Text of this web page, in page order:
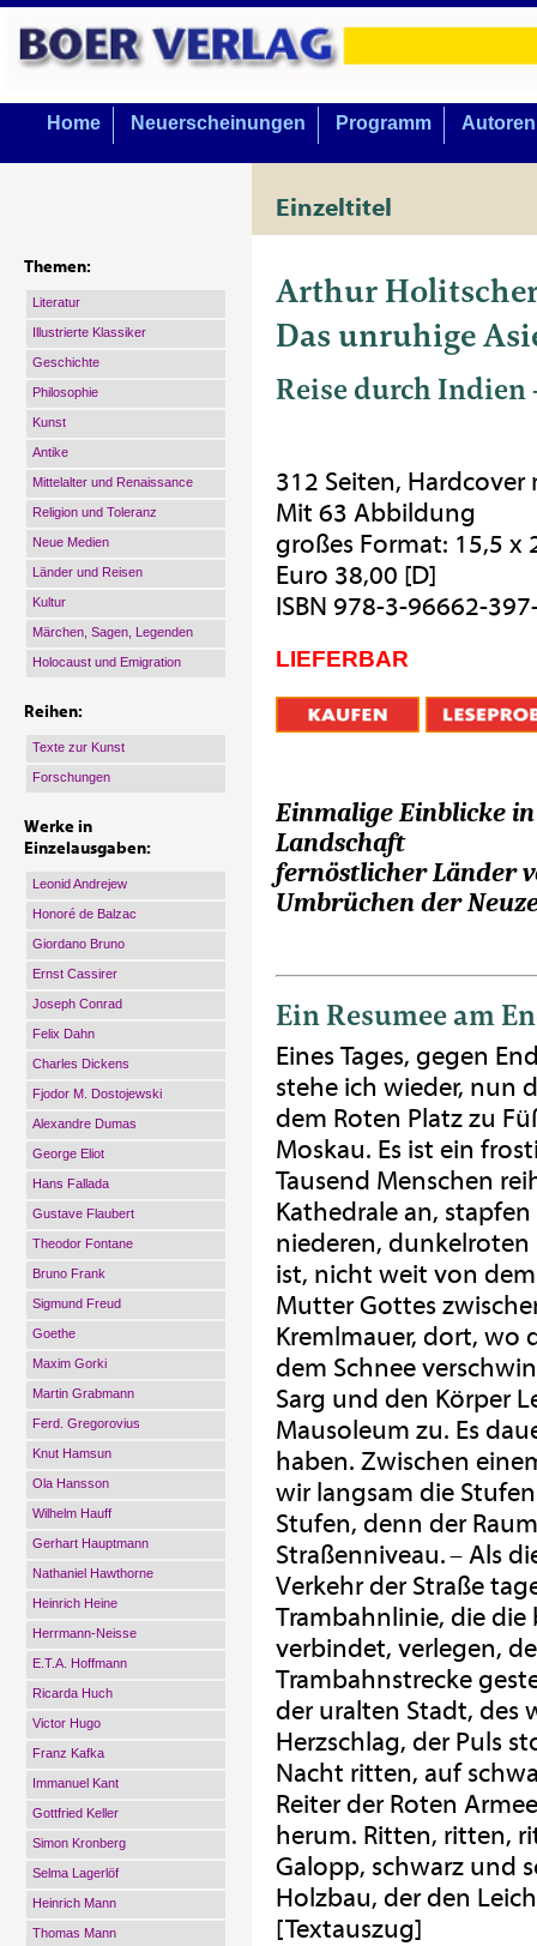
Home Neuerscheinungen Programm Autoren
Einzeltitel
Themen:
Literatur
Illustrierte Klassiker
Geschichte
Philosophie
Kunst
Antike
Mittelalter und Renaissance
Religion und Toleranz
Neue Medien
Länder und Reisen
Kultur
Märchen, Sagen, Legenden
Holocaust und Emigration
Reihen:
Texte zur Kunst
Forschungen
Werke in
Einzelausgaben:
Leonid Andrejew
Honoré de Balzac
Giordano Bruno
Ernst Cassirer
Joseph Conrad
Felix Dahn
Charles Dickens
Fjodor M. Dostojewski
Alexandre Dumas
George Eliot
Hans Fallada
Gustave Flaubert
Theodor Fontane
Bruno Frank
Sigmund Freud
Goethe
Maxim Gorki
Martin Grabmann
Ferd. Gregorovius
Knut Hamsun
Ola Hansson
Wilhelm Hauff
Gerhart Hauptmann
Nathaniel Hawthorne
Heinrich Heine
Herrmann-Neisse
E.T.A. Hoffmann
Ricarda Huch
Victor Hugo
Franz Kafka
Immanuel Kant
Gottfried Keller
Simon Kronberg
Selma Lagerlöf
Heinrich Mann
Thomas Mann
Arthur
Das unruhige
Reise durch Indien
312 Seiten,
Mit 63 Abbildung
großes Format: 15,5 x
Euro 38,00 [D]
ISBN 978-3-96662-
LIEFERBAR
Einmalige Einblicke
Landschaft
fernöstlicher Länder
Umbrüchen der
Ein Resumee am
Eines Tages, gegen
stehe ich wieder, nun
dem Roten Platz zu
Moskau. Es ist ein
Tausend Menschen
Kathedrale an,
niederen, dunkelroten
ist, nicht weit von dem
Mutter Gottes
Kremlmauer, dort, wo
dem Schnee
Sarg und den Körper
Mausoleum zu. Es
haben. Zwischen
wir langsam die
Stufen, denn der
Straßenniveau. – Als
Verkehr der Straße
Trambahnlinie, die
verbindet, verlegen,
Trambahnstrecke
der uralten Stadt, des
Herzschlag, der Puls
Nacht ritten, auf
Reiter der Roten
herum. Ritten, ritten,
Galopp, schwarz und
Holzbau, der den
[Textauszug]